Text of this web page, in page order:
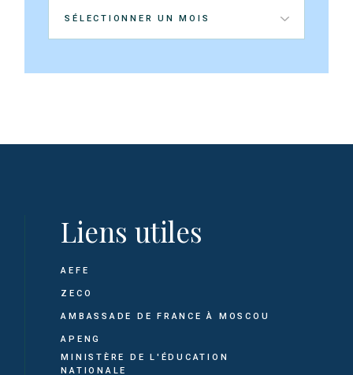
Liens utiles
AEFE
ZECO
AMBASSADE DE FRANCE À MOSCOU
APENG
MINISTÈRE DE L'ÉDUCATION
NATIONALE